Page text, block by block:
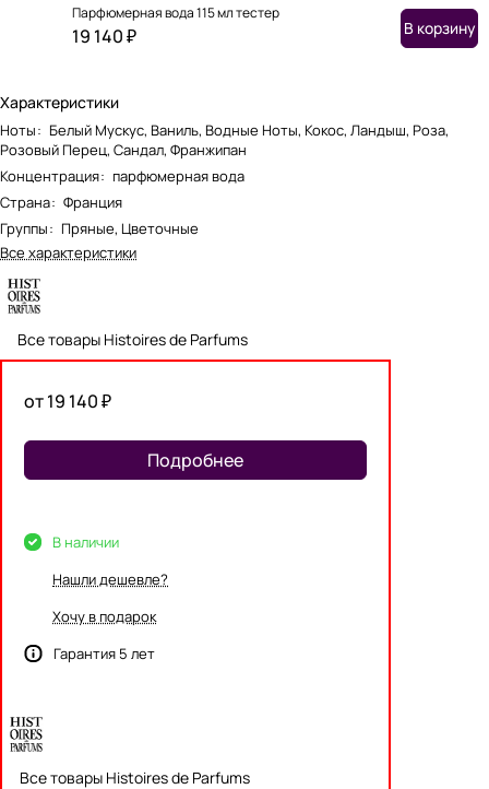
Парфюмерная вода 115 мл тестер
19 140 ₽ В корзину
Характеристики
Ноты: Белый Мускус, Ваниль, Водные Ноты, Кокос, Ландыш, Роза,
Розовый Перец, Сандал, Франжипан
Концентрация: парфюмерная вода
Страна: Франция
Группы: Пряные, Цветочные
Все характеристики
Все товары Histoires de Parfums
от 19 140 ₽
Подробнее
В наличии
Нашли дешевле?
Хочу в подарок
Гарантия 5 лет
Все товары Histoires de Parfums